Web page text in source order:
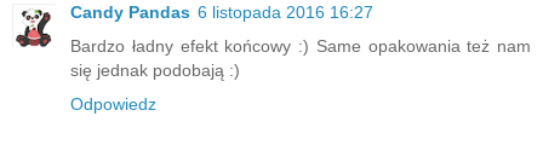
Candy Pandas 6 listopada 2016 16:27
Bardzo ładny efekt końcowy :) Same opakowania też nam
się jednak podobają :)
Odpowiedz